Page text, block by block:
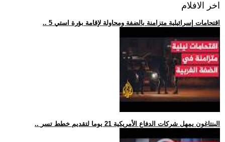
اخر الافلام
.. 5 اقتحامات إسرائيلية متزامنة بالضفة ومحاولة لإقامة بؤرة استي
.. البنتاغون يمهل شركات الدفاع الأمريكية 21 يوما لتقديم خطط تسر